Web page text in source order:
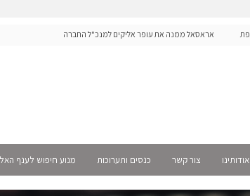
אראסאל ממנה את עופר אליקים למנכ"ל החברה
אודותינו צור קשר כנסים ותערוכות מנוע חיפוש לענף